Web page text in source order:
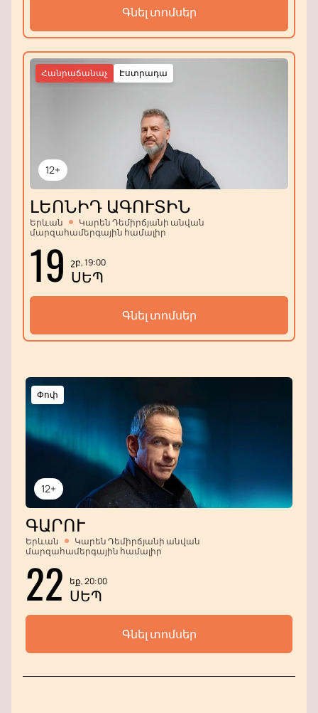
Գնել տոմսեր
12+
Էստրադա
Հանրաճանաչ
ԼԵՈՆԻԴ ԱԳՈՒՏԻՆ
Երևան
Կարեն Դեմիրճյանի անվան
մարզահամերգային համալիր
19 շբ, 19:00
ՍԵՊ
Գնել տոմսեր
12+
Փոփ
ԳԱՐՈՒ
Երևան
Կարեն Դեմիրճյանի անվան
մարզահամերգային համալիր
22 եք, 20:00
ՍԵՊ
Գնել տոմսեր